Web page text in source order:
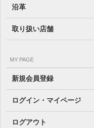
沿革
取り扱い店舗
MY PAGE
新規会員登録
ログイン・マイページ
ログアウト